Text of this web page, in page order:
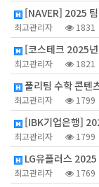
[NAVER] 2025
최고관리자 1831
[코스테크 2025
최고관리자 1821
풀리팀 수학 콘텐
최고관리자 1799
[IBK기업은행]
최고관리자 1799
LG유플러스
최고관리자 1769